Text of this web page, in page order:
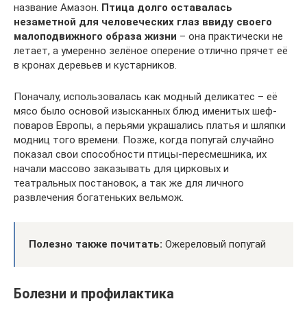
название Амазон. Птица долго оставалась
незаметной для человеческих глаз ввиду своего
малоподвижного образа жизни – она практически не
летает, а умеренно зелёное оперение отлично прячет её
в кронах деревьев и кустарников.
Поначалу, использовалась как модный деликатес – её
мясо было основой изысканных блюд именитых шеф-
поваров Европы, а перьями украшались платья и шляпки
модниц того времени. Позже, когда попугай случайно
показал свои способности птицы-пересмешника, их
начали массово заказывать для цирковых и
театральных постановок, а так же для личного
развлечения богатеньких вельмож.
Полезно также почитать: Ожереловый попугай
Болезни и профилактика